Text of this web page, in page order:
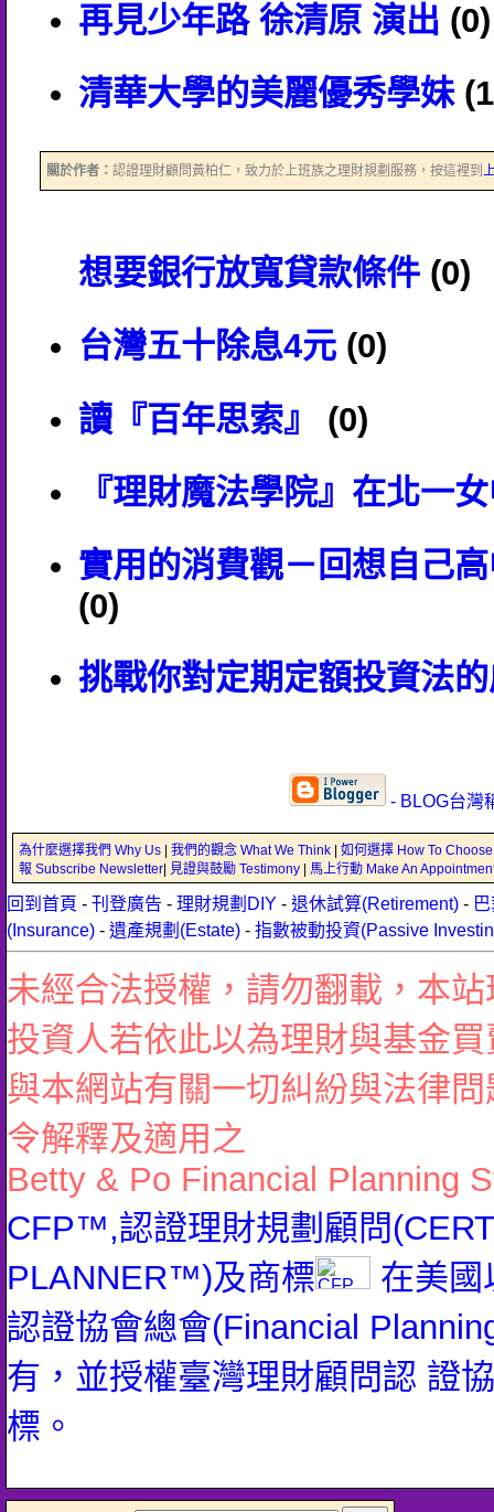
關於作者： 認證理財顧問黃柏仁，致力於上班族之理財規劃服務，按這裡到
再見少年路 徐清原 演出 (0)
清華大學的美麗優秀學妹
想要銀行放寬貸款條件 (0)
台灣五十除息4元 (0)
讀『百年思索』
(0)
『理財魔法學院』在北一
實用的消費觀－回想自己
(0)
挑戰你對定期定額投資法
- BLOG台灣
為什麼選擇我們 Why Us | 我們的觀念 What We Think | 如何選擇 How To Choose
報 Subscribe Newsletter| 見證與鼓勵 Testimony | 馬上行動 Make An
回到首頁 - 刊登廣告 - 理財規劃DIY - 退休試算(Retirement) -
(Insurance) - 遺產規劃(Estate) - 指數被動投資(Passive
未經合法授權，請勿翻載，本
投資人若依此以為理財與基金
與本網站有關一切糾紛與法律
令解釋及適用之
Betty & Po Financial Planning
CFP™,認證理財規劃顧問
PLANNER™)及商標
在美國
認證協會總會(Financial
有，並授權臺灣理財顧問認 證
標。